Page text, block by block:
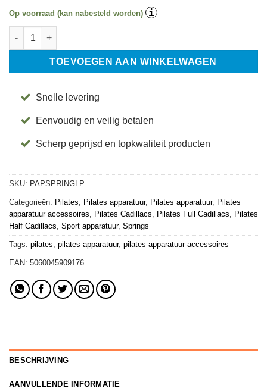
Op voorraad (kan nabesteld worden) i
Half Cadillac Spring 64 cm - Light - Align-Pilates aantal
TOEVOEGEN AAN WINKELWAGEN
Snelle levering
Eenvoudig en veilig betalen
Scherp geprijsd en topkwaliteit producten
SKU: PAPSPRINGLP
Categorieën: Pilates Pilates apparatuur, Pilates apparatuur, Pilates
apparatuur accessoires
Pilates Cadillacs Pilates Full Cadillacs
Pilates
Half Cadillacs Sport apparatuur, Springs
Tags: pilates pilates apparatuur, pilates apparatuur accessoires
EAN: 5060045909176
BESCHRIJVING
AANVULLENDE INFORMATIE